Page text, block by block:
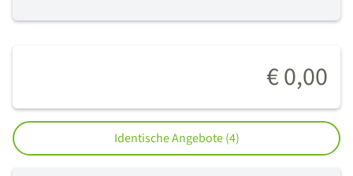
€ 0,00
Identische Angebote (4)